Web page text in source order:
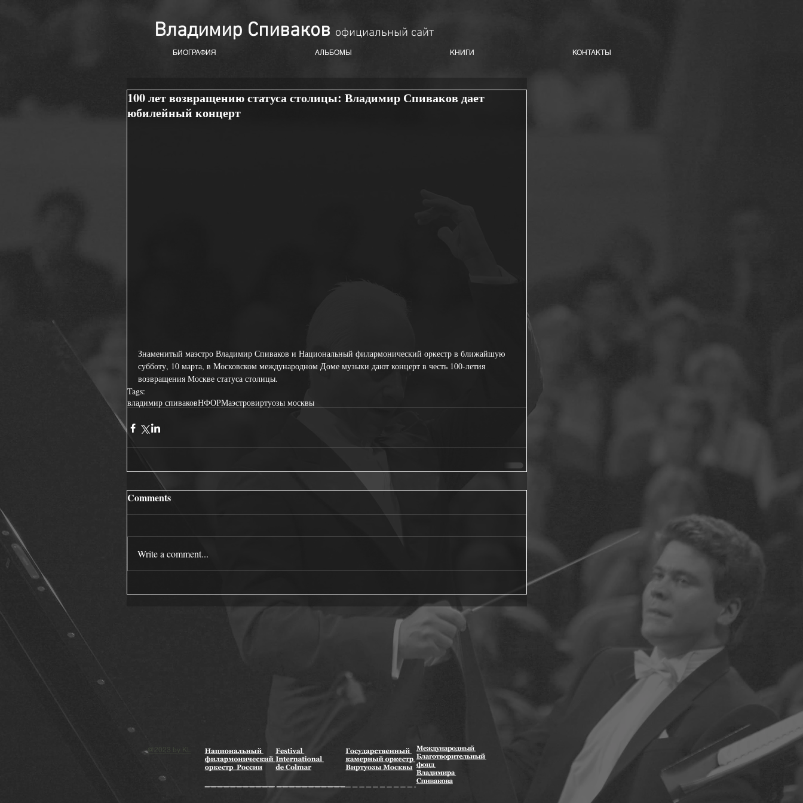
Владимир Спиваков oфициальный сайт
БИОГРАФИЯ АЛЬБОМЫ КНИГИ КОНТАКТЫ
100 лет возвращению статуса столицы: Владимир Спиваков дает
юбилейный концерт
Знаменитый маэстро Владимир Спиваков и Национальный филармонический оркестр в ближайшую
субботу, 10 марта, в Московском международном Доме музыки дают концерт в честь 100-летия
возвращения Москве статуса столицы.
Tags:
владимир спиваковНФОРМаэстровиртуозы москвы
Comments
Write a comment...
@2023 by KL